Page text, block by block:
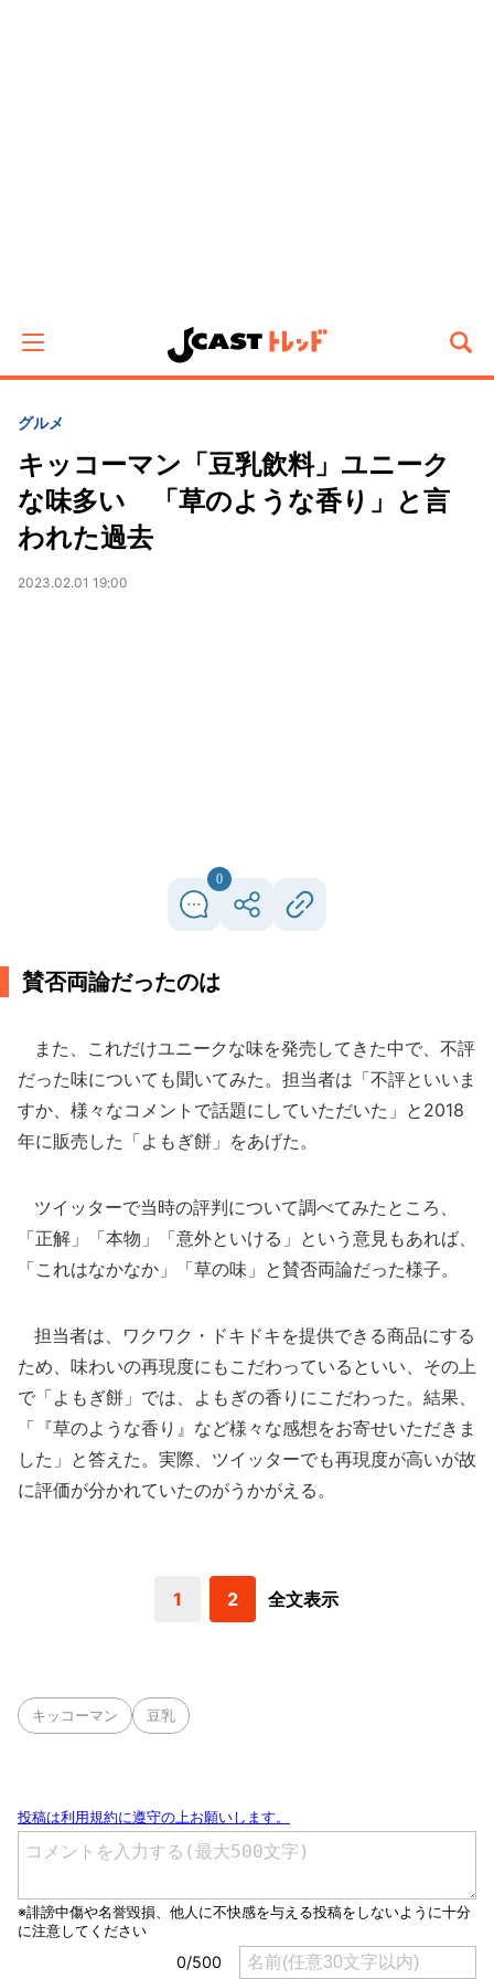
グルメ
キッコーマン「豆乳飲料」ユニーク
な味多い 「草のような香り」と言
われた過去
2023.02.01 19:00
0
賛否両論だったのは
また、これだけユニークな味を発売してきた中で、不評
だった味についても聞いてみた。担当者は「不評といいま
すか、様々なコメントで話題にしていただいた」と2018
年に販売した「よもぎ餅」をあげた。
ツイッターで当時の評判について調べてみたところ、
「正解」「本物」「意外といける」という意見もあれば、
「これはなかなか」「草の味」と賛否両論だった様子。
担当者は、ワクワク・ドキドキを提供できる商品にする
ため、味わいの再現度にもこだわっているといい、その上
で「よもぎ餅」では、よもぎの香りにこだわった。結果、
「『草のような香り』など様々な感想をお寄せいただきま
した」と答えた。実際、ツイッターでも再現度が高いが故
に評価が分かれていたのがうかがえる。
1 2 全文表示
キッコーマン 豆乳